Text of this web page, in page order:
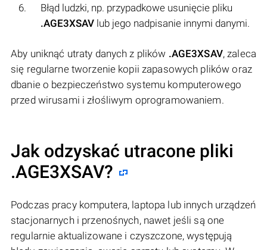
Błąd ludzki, np. przypadkowe usunięcie pliku
.AGE3XSAV lub jego nadpisanie innymi danymi.
Aby uniknąć utraty danych z plików .AGE3XSAV, zaleca
się regularne tworzenie kopii zapasowych plików oraz
dbanie o bezpieczeństwo systemu komputerowego
przed wirusami i złośliwym oprogramowaniem.
Jak odzyskać utracone pliki
.AGE3XSAV?
Podczas pracy komputera, laptopa lub innych urządzeń
stacjonarnych i przenośnych, nawet jeśli są one
regularnie aktualizowane i czyszczone, występują